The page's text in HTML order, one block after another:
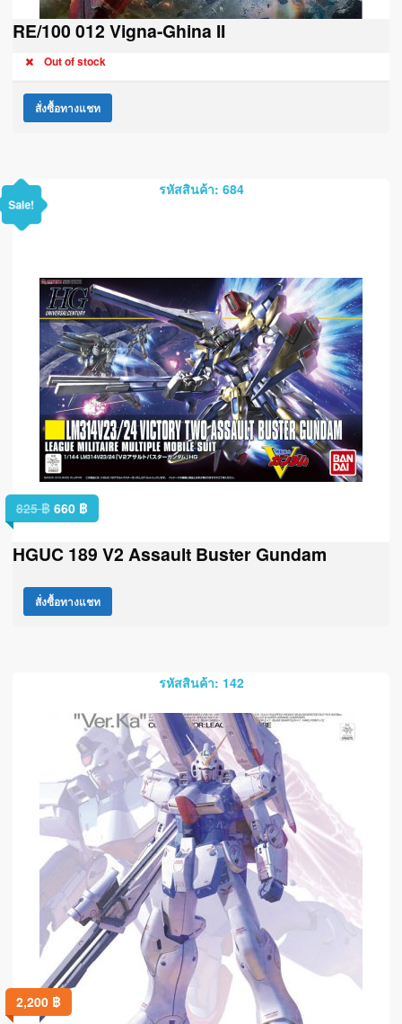
RE/100 012 Vigna-Ghina II
Out of stock
สั่งซื้อทางแชท
รหัสสินค้า: 684
Sale!
825฿ 660 ฿
HGUC 189 V2 Assault Buster Gundam
สั่งซื้อทางแชท
รหัสสินค้า: 142
2,200 ฿